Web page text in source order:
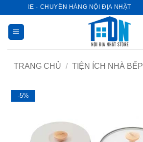
dung
STORE - CHUYÊN HÀNG NỘI ĐỊA NHẬT
TRANG CHỦ / TIỆN ÍCH NHÀ BẾP
-5%